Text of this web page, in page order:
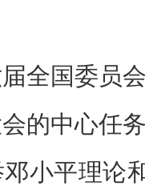
全国委员
的中心任
小平理论